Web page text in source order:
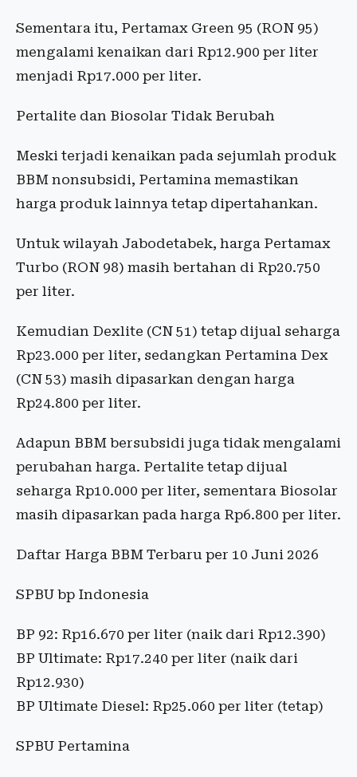
Sementara itu, Pertamax Green 95 (RON 95)
mengalami kenaikan dari Rp12.900 per liter
menjadi Rp17.000 per liter.
Pertalite dan Biosolar Tidak Berubah
Meski terjadi kenaikan pada sejumlah produk
BBM nonsubsidi, Pertamina memastikan
harga produk lainnya tetap dipertahankan.
Untuk wilayah Jabodetabek, harga Pertamax
Turbo (RON 98) masih bertahan di Rp20.750
per liter.
Kemudian Dexlite (CN 51) tetap dijual seharga
Rp23.000 per liter, sedangkan Pertamina Dex
(CN 53) masih dipasarkan dengan harga
Rp24.800 per liter.
Adapun BBM bersubsidi juga tidak mengalami
perubahan harga. Pertalite tetap dijual
seharga Rp10.000 per liter, sementara Biosolar
masih dipasarkan pada harga Rp6.800 per liter.
Daftar Harga BBM Terbaru per 10 Juni 2026
SPBU bp Indonesia
BP 92: Rp16.670 per liter (naik dari Rp12.390)
BP Ultimate: Rp17.240 per liter (naik dari
Rp12.930)
BP Ultimate Diesel: Rp25.060 per liter (tetap)
SPBU Pertamina